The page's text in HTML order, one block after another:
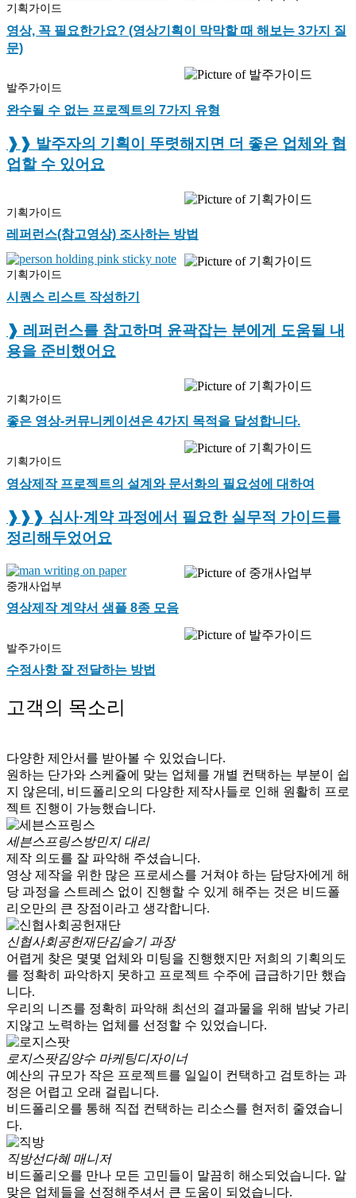
기획가이드
영상, 꼭 필요한가요? (영상기획이 막막할 때 해보는 3가지 질
문)
발주가이드
완수될 수 없는 프로젝트의 7가지 유형
❱❱ 발주자의 기획이 뚜렷해지면 더 좋은 업체와 협
업할 수 있어요
기획가이드
레퍼런스(참고영상) 조사하는 방법
기획가이드
시퀀스 리스트 작성하기
❱ 레퍼런스를 참고하며 윤곽잡는 분에게
도움될 내
용을 준비했어요
기획가이드
좋은 영상-커뮤니케이션은 4가지 목적을 달성합니다.
기획가이드
영상제작 프로젝트의 설계와 문서화의 필요성에 대하여
❱❱❱ 심사·계약 과정에서 필요한 실무적 가이드를
정리해두었어요
중개사업부
영상제작 계약서 샘플 8종 모음
발주가이드
수정사항 잘 전달하는 방법
고객의 목소리
다양한 제안서를 받아볼 수 있었습니다.
원하는 단가와 스케쥴에 맞는 업체를 개별 컨택하는 부분이 쉽
지 않은데, 비드폴리오의 다양한 제작사들로 인해 원활히 프로
젝트 진행이 가능했습니다.
세븐스프링스방민지 대리
제작 의도를 잘 파악해 주셨습니다.
영상 제작을 위한 많은 프로세스를 거쳐야 하는 담당자에게 해
당 과정을 스트레스 없이 진행할 수 있게 해주는 것은 비드폴
리오만의 큰 장점이라고 생각합니다.
신협사회공헌재단김슬기 과장
어렵게 찾은 몇몇 업체와 미팅을 진행했지만 저희의 기획의도
를 정확히 파악하지 못하고 프로젝트 수주에 급급하기만 했습
니다.
우리의 니즈를 정확히 파악해 최선의 결과물을 위해 밤낮 가리
지않고 노력하는 업체를 선정할 수 있었습니다.
로지스팟김양수 마케팅디자이너
예산의 규모가 작은 프로젝트를 일일이 컨택하고 검토하는 과
정은 어렵고 오래 걸립니다.
비드폴리오를 통해 직접 컨택하는 리소스를 현저히 줄였습니
다.
직방선다혜 매니저
비드폴리오를 만나 모든 고민들이 말끔히 해소되었습니다. 알
맞은 업체들을 선정해주셔서 큰 도움이 되었습니다.